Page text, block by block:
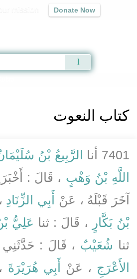
Donate Now
كتاب النعوت
7401 أنا الرَّبِيعُ بْنُ
اللَّهِ بْنُ وَهْبٍ ، قَالَ :
آخَرَ قَبْلَهُ ، عَنْ أَبِي الزِّنَادِ
بْنُ بَكَّارٍ
، قَالَ : ثنا عَلِيُّ
ثنا شُعَيْبٌ ، قَالَ : حَدَّثَنِي
الأَعْرَجِ ، عَنْ أَبِي هُرَيْرَةَ